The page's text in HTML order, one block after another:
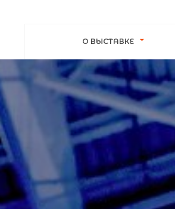
О ВЫСТАВКЕ